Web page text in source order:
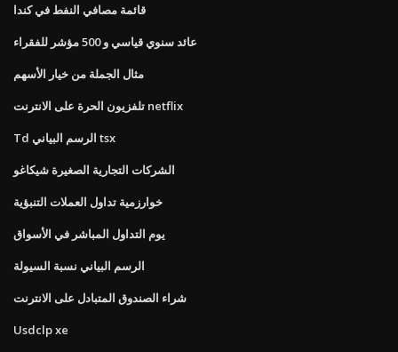
قائمة مصافي النفط في كندا
عائد سنوي قياسي و 500 مؤشر للفقراء
مثال الجملة من خيار الأسهم
تلفزيون الحرة على الانترنت netflix
Td الرسم البياني tsx
الشركات التجارية الصغيرة شيكاغو
خوارزمية تداول العملات التنبؤية
يوم التداول المباشر في الأسواق
الرسم البياني نسبة السيولة
شراء الصندوق المتبادل على الانترنت
Usdclp xe